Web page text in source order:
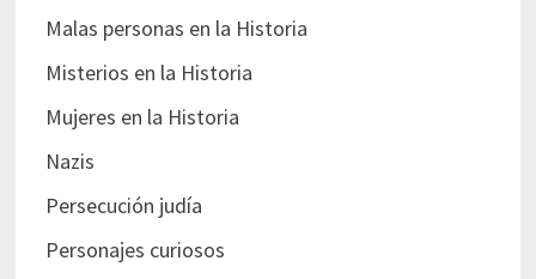
Malas personas en la Historia
Misterios en la Historia
Mujeres en la Historia
Nazis
Persecución judía
Personajes curiosos